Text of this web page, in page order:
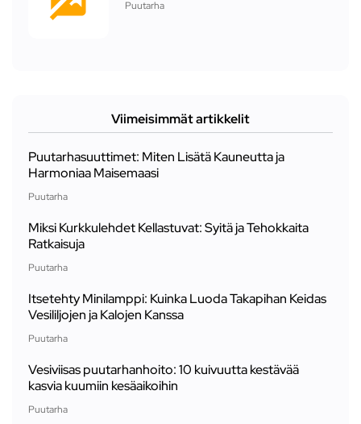
Puutarha
Viimeisimmät artikkelit
Puutarhasuuttimet: Miten Lisätä Kauneutta ja
Harmoniaa Maisemaasi
Puutarha
Miksi Kurkkulehdet Kellastuvat: Syitä ja Tehokkaita
Ratkaisuja
Puutarha
Itsetehty Minilamppi: Kuinka Luoda Takapihan Keidas
Vesililjojen ja Kalojen Kanssa
Puutarha
Vesiviisas puutarhanhoito: 10 kuivuutta kestävää
kasvia kuumiin kesäaikoihin
Puutarha